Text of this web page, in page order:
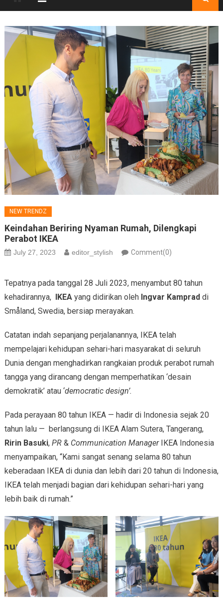
NEW TRENDZ
Keindahan Beriring Nyaman Rumah, Dilengkapi
Perabot IKEA
July 27, 2023 editor_stylish Comment(0)
Tepatnya pada tanggal 28 Juli 2023, menyambut 80 tahun
kehadirannya, IKEA yang didirikan oleh Ingvar Kamprad di
Småland, Swedia, bersiap merayakan.
Catatan indah sepanjang perjalanannya, IKEA telah
mempelajari kehidupan sehari-hari masyarakat di seluruh
Dunia dengan menghadirkan rangkaian produk perabot rumah
tangga yang dirancang dengan memperhatikan ‘desain
demokratik’ atau ‘democratic design’.
Pada perayaan 80 tahun IKEA — hadir di Indonesia sejak 20
tahun lalu — berlangsung di IKEA Alam Sutera, Tangerang,
Ririn Basuki, PR& Communication ManagerIKEA Indonesia
menyampaikan, “Kami sangat senang selama 80 tahun
keberadaan IKEA di dunia dan lebih dari 20 tahun di Indonesia,
IKEA telah menjadi bagian dari kehidupan sehari-hari yang
lebih baik di rumah.”